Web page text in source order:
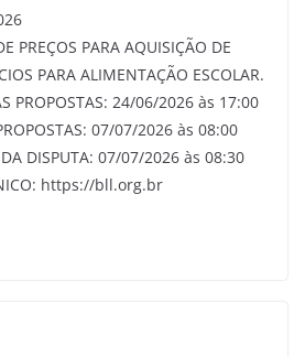
PREÇOS PARA AQUISIÇÃO DE
PARA ALIMENTAÇÃO ESCOLAR.
PROPOSTAS: 24/06/2026 às 17:00
07/07/2026 às 08:00
DISPUTA: 07/07/2026 às 08:30
https://bll.org.br